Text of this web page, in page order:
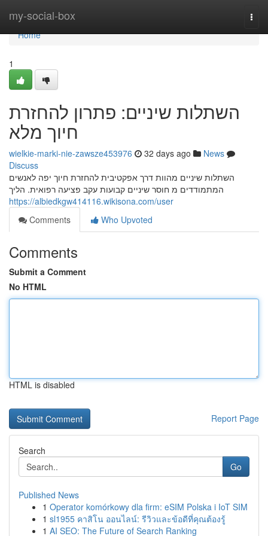
my-social-box
Home
Home
1
השתלות שיניים: פתרון להחזרת
חיוך מלא
wielkie-marki-nie-zawsze453976 32 days ago
News
Discuss
השתלות שיניים מהוות דרך אפקטיבית להחזרת חיוך יפה לאנשים
המתמודדים מ חוסר שיניים קבועות עקב פציעה רפואית. הליך
https://albiedkgw414116.wikisona.com/user
Comments
Who Upvoted
Comments
Submit a Comment
No HTML
HTML is disabled
Report Page
Search
Go
Published News
1 Operator komórkowy dla firm: eSIM Polska i IoT SIM
1 sl1955 คาสิโน ออนไลน์: รีวิวและข้อดีที่คุณต้องรู้
1 AI SEO: The Future of Search Ranking